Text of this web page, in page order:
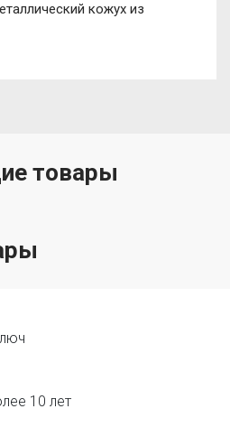
кожух из
товары
10 лет